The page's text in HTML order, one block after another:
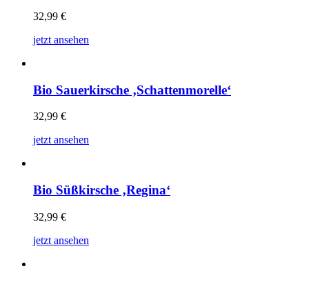
32,99 €
jetzt ansehen
Bio Sauerkirsche ‚Schattenmorelle‘
32,99 €
jetzt ansehen
Bio Süßkirsche ‚Regina‘
32,99 €
jetzt ansehen